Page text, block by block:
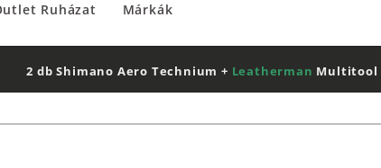
Ruházat Márkák
2 db Shimano Aero Technium + Leatherman Multitool